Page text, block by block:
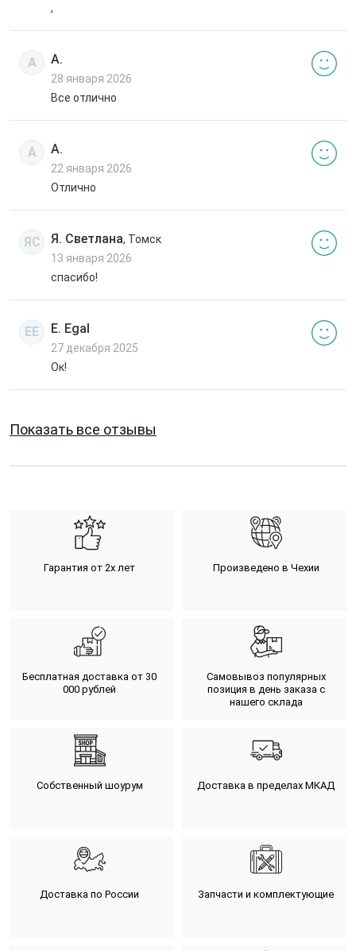
,
А А.
28 января 2026
Все отлично
А А.
22 января 2026
Отлично
ЯС Я. Светлана, Томск
13 января 2026
спасибо!
EE E. Egal
27 декабря 2025
Ок!
Показать все отзывы
Гарантия от 2х лет Произведено в Чехии
Бесплатная доставка от 30
000 рублей
Самовывоз популярных
позиция в день заказа с
нашего склада
Собственный шоурум Доставка в пределах МКАД
Доставка по России Запчасти и комплектующие